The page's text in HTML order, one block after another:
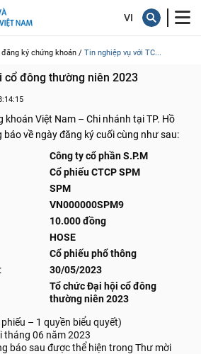
ký chứng khoán / Tin nghiệp vụ với TC...
cổ đông thường niên 2023
khoán Việt Nam – Chi nhánh tại TP. Hồ
báo về ngày đăng ký cuối cùng như sau:
Công ty cổ phần S.P.M
Cổ phiếu CTCP SPM
SPM
VN000000SPM9
10.000 đồng
HOSE
Cổ phiếu phổ thông
30/05/2023
Tổ chức Đại hội cổ đông
thường niên 2023
– 1 quyền biểu quyết)
tháng 06 năm 2023
báo sau được thể hiện trong Thư mời